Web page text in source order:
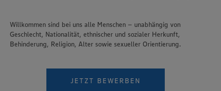
Willkommen sind bei uns alle Menschen – unabhängig von
Geschlecht, Nationalität, ethnischer und sozialer Herkunft,
Behinderung, Religion, Alter sowie sexueller Orientierung.
JETZT BEWERBEN